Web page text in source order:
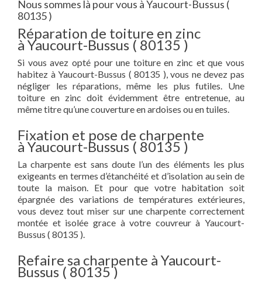
Nous sommes là pour vous à Yaucourt-Bussus (
80135 )
Réparation de toiture en zinc
à Yaucourt-Bussus ( 80135 )
Si vous avez opté pour une toiture en zinc et que vous
habitez à Yaucourt-Bussus ( 80135 ), vous ne devez pas
négliger les réparations, même les plus futiles. Une
toiture en zinc doit évidemment être entretenue, au
même titre qu’une couverture en ardoises ou en tuiles.
Fixation et pose de charpente
à Yaucourt-Bussus ( 80135 )
La charpente est sans doute l’un des éléments les plus
exigeants en termes d’étanchéité et d’isolation au sein de
toute la maison. Et pour que votre habitation soit
épargnée des variations de températures extérieures,
vous devez tout miser sur une charpente correctement
montée et isolée grace à votre couvreur à Yaucourt-
Bussus ( 80135 ).
Refaire sa charpente à Yaucourt-
Bussus ( 80135 )